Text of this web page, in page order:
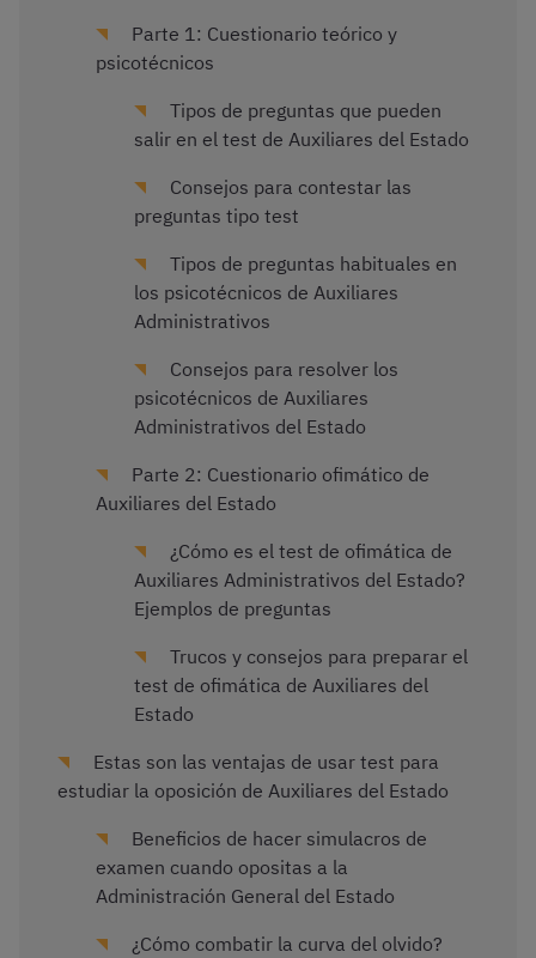
Parte 1: Cuestionario teórico y
psicotécnicos
Tipos de preguntas que pueden
salir en el test de Auxiliares del Estado
Consejos para contestar las
preguntas tipo test
Tipos de preguntas habituales en
los psicotécnicos de Auxiliares
Administrativos
Consejos para resolver los
psicotécnicos de Auxiliares
Administrativos del Estado
Parte 2: Cuestionario ofimático de
Auxiliares del Estado
¿Cómo es el test de ofimática de
Auxiliares Administrativos del Estado?
Ejemplos de preguntas
Trucos y consejos para preparar el
test de ofimática de Auxiliares del
Estado
Estas son las ventajas de usar test para
estudiar la oposición de Auxiliares del Estado
Beneficios de hacer simulacros de
examen cuando opositas a la
Administración General del Estado
¿Cómo combatir la curva del olvido?